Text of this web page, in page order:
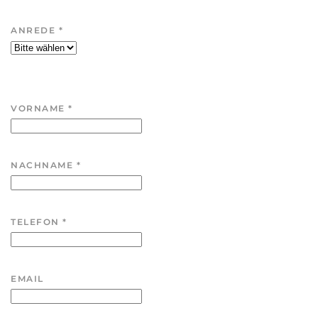
ANREDE *
VORNAME *
NACHNAME *
TELEFON *
EMAIL